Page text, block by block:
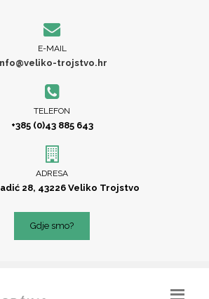
E-MAIL
trojstvo.hr
TELEFON
+385 (0)43 885 643
ADRESA
28, 43226 Veliko Trojstvo
Gdje smo?